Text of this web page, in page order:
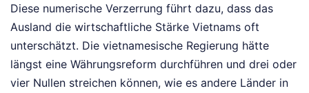
Diese numerische Verzerrung führt dazu, dass das
Ausland die wirtschaftliche Stärke Vietnams oft
unterschätzt. Die vietnamesische Regierung hätte
längst eine Währungsreform durchführen und drei oder
vier Nullen streichen können, wie es andere Länder in